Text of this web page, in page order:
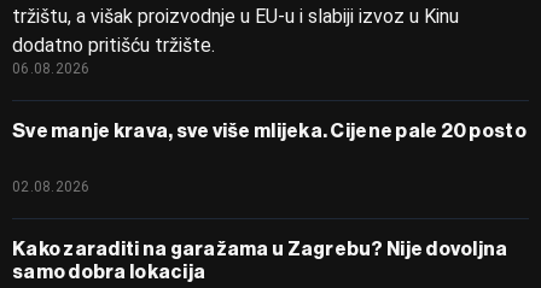
tržištu, a višak proizvodnje u EU-u i slabiji izvoz u Kinu
dodatno pritišću tržište.
06.08.2026
Sve manje krava, sve više mlijeka. Cijene pale 20 posto
02.08.2026
Kako zaraditi na garažama u Zagrebu? Nije dovoljna
samo dobra lokacija